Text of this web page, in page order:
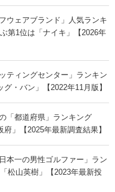
ウェアブランド」人気ランキ
第1位は「ナイキ」【2026年
ティングセンター」ランキン
・バン」【2022年11月版】
「都道府県」ランキング
」【2025年最新調査結果】
本一の男性ゴルファー」ラン
松山英樹」【2023年最新投